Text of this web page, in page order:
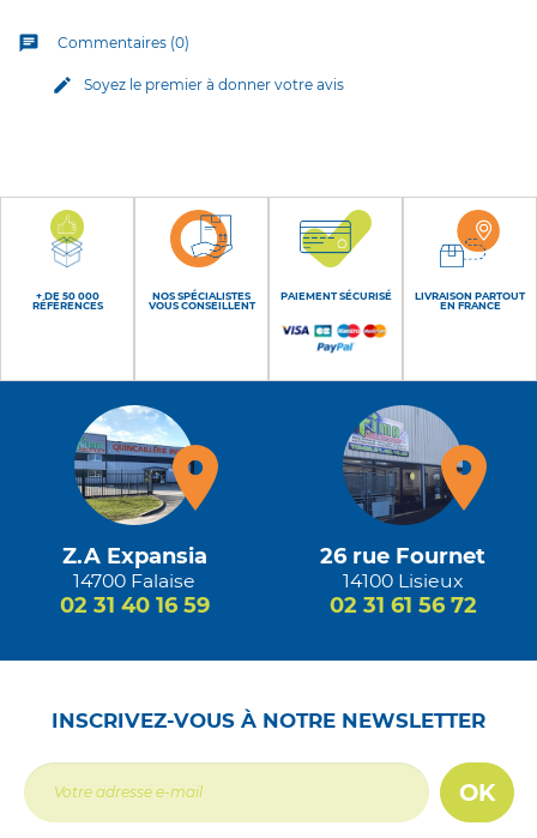
chat Commentaires (0)
edit Soyez le premier à donner votre avis
+ DE 50 000
RÉFÉRENCES
NOS SPÉCIALISTES
VOUS CONSEILLENT
PAIEMENT SÉCURISÉ
LIVRAISON PARTOUT
EN FRANCE
Z.A Expansia
14700 Falaise
02 31 40 16 59
26 rue Fournet
14100 Lisieux
02 31 61 56 72
INSCRIVEZ-VOUS À NOTRE NEWSLETTER
OK